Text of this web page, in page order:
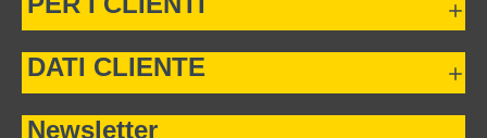
DATI CLIENTE
Newsletter